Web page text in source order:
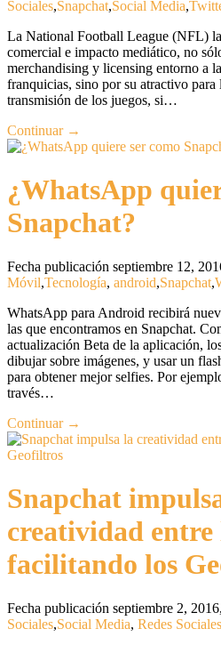
Sociales,Snapchat,Social Media,
La National Football League (NFL)
comercial e impacto mediático, no
merchandising y licensing entorno a
franquicias, sino por su atractivo para
transmisión de los juegos, si…
Continuar →
¿WhatsApp
Snapchat?
Fecha publicación septiembre 12,
Móvil,Tecnología, android,Snapchat,
WhatsApp para Android recibirá
las que encontramos en Snapchat.
actualización Beta de la aplicación,
dibujar sobre imágenes, y usar un
para obtener mejor selfies. Por
través…
Continuar →
Snapchat
creatividad entre
facilitando los
Fecha publicación septiembre 2, 2016,
Sociales,Social Media, Redes Sociales